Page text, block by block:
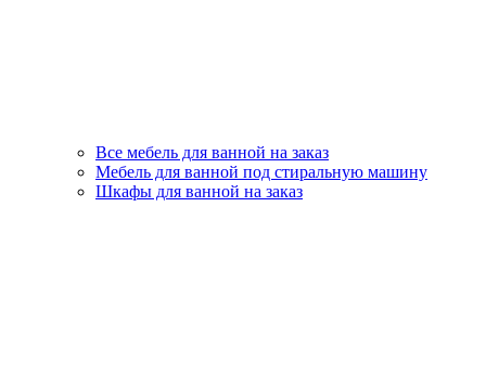
Все мебель для ванной на заказ
Мебель для ванной под стиральную машину
Шкафы для ванной на заказ